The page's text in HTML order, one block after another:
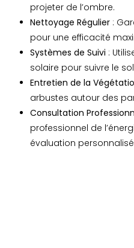
projeter de l’ombre.
Nettoyage Régulier :
pour une efficacité
Systèmes de Suivi :
solaire pour suivre le
Entretien de la
arbustes autour des
Consultation
professionnel de
évaluation